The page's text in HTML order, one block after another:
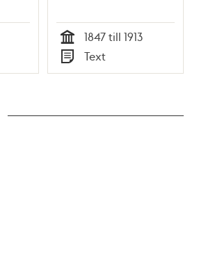
Tid
1847 till 1913
Typ
Text